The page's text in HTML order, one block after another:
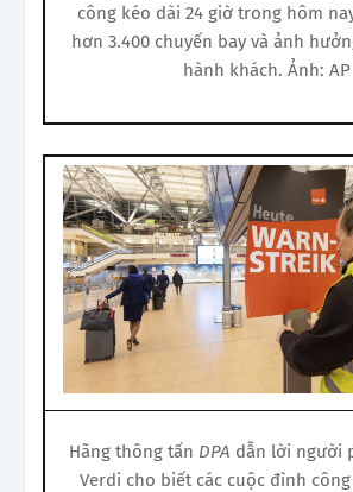
công kéo dài 24 giờ trong hôm
hơn 3.400 chuyến bay và ảnh
hành khách. Ảnh: AP
Hãng thông tấn DPA dẫn lời người
Verdi cho biết các cuộc đình